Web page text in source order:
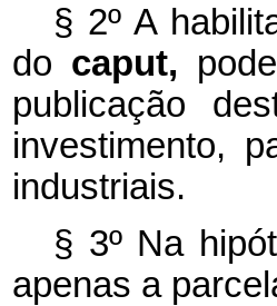
§ 2º A
do caput,
publicação
investimento,
industriais.
§ 3º Na
apenas a